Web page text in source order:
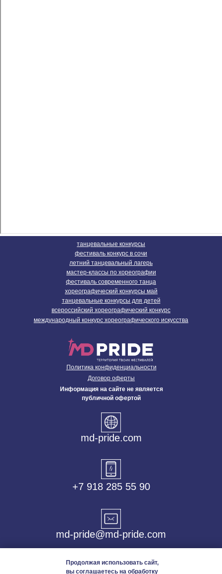
хореографический конкурсы май
международный конкурс хореографического искусства
всероссийский хореографический конкурс
мастер-классы по хореографии
танцевальные конкурсы
танцевальные конкурсы для детей
фестиваль современного танца
летний танцевальный лагерь
фестиваль конкурс в сочи
md-pride.com
md-pride@md-pride.com
Политика конфиденциальности
Договор оферты
Информация на сайте не является
публичной офертой
+7 918 285 55 90
Продолжая использовать сайт,
вы соглашаетесь на обработку